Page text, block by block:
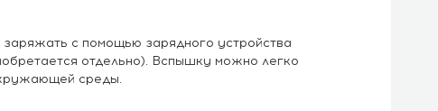
с помощью зарядного устройства
отдельно). Вспышку можно легко
среды.